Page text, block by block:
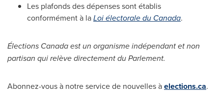
Les plafonds des dépenses sont établis
conformément à laLoi électorale du Canada.
Élections Canadaest un organisme indépendant et non
partisan qui relève directement du Parlement.
Abonnez-vous à notre service de nouvelles àelections.ca.